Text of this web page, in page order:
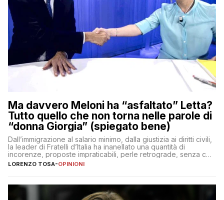
Ma davvero Meloni ha “asfaltato” Letta?
Tutto quello che non torna nelle parole di
“donna Giorgia” (spiegato bene)
Dall’immigrazione al salario minimo, dalla giustizia ai diritti civili,
la leader di Fratelli d’Italia ha inanellato una quantità di
incorenze, proposte impraticabili, perle retrograde, senza che
nessuno – a destra come a sinistra – glielo abbia fatto notare
LORENZO TOSA-OPINIONI